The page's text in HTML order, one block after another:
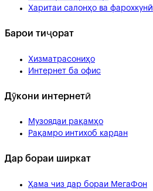
Харитаи салонҳо ва фарохкунӣ
Барои тиҷорат
Хизматрасониҳо
Интернет ба офис
Дӯкони интернетӣ
Музоядаи рақамҳо
Рақамро интихоб кардан
Дар бораи ширкат
Ҳама чиз дар бораи МегаФон